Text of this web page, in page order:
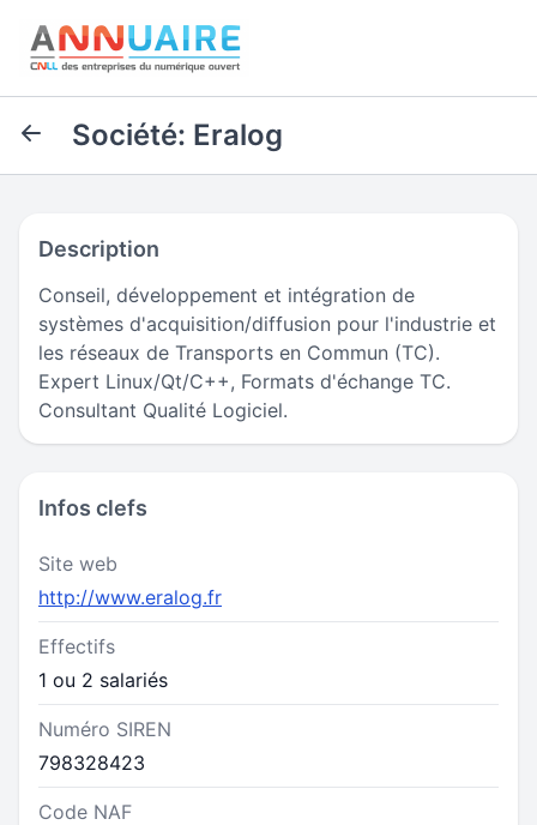
Société: Eralog
Description
Conseil, développement et intégration de
systèmes d'acquisition/diffusion pour l'industrie et
les réseaux de Transports en Commun (TC).
Expert Linux/Qt/C++, Formats d'échange TC.
Consultant Qualité Logiciel.
Infos clefs
Site web
http://www.eralog.fr
Effectifs
1 ou 2 salariés
Numéro SIREN
798328423
Code NAF